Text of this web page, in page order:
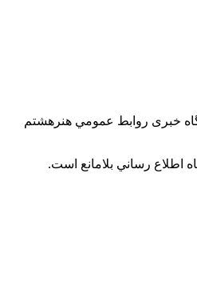
خبری روابط عمومي هنرهشتم
اطلاع رساني بلامانع است.